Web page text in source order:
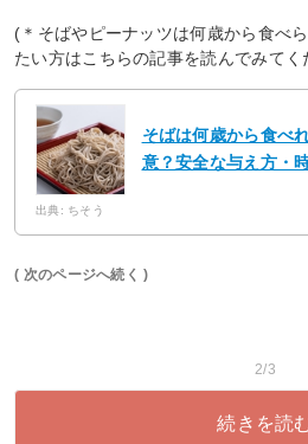
(＊そばやピーナッツは何歳から食べ
たい方はこちらの記事を読んでみてく
そばは何歳から食べ
意？安全な与え方・
出典: ちそう
( 次のページへ続く )
2/3
続きを読